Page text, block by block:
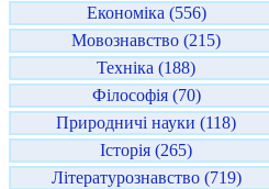
Економіка (556)
Мовознавство (215)
Техніка (188)
Філософія (70)
Природничі науки (118)
Історія (265)
Літературознавство (719)